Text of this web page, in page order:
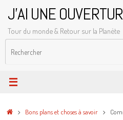
contenu
J'AI UNE
Tour du monde & Retour sur la Planète
AccueilBons plans et choses à savoir